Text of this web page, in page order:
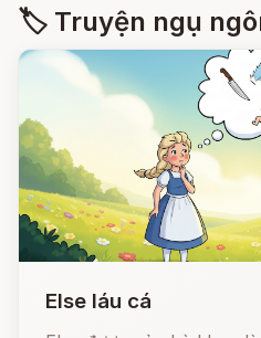
🏷 Truyện ngụ
Else láu cá